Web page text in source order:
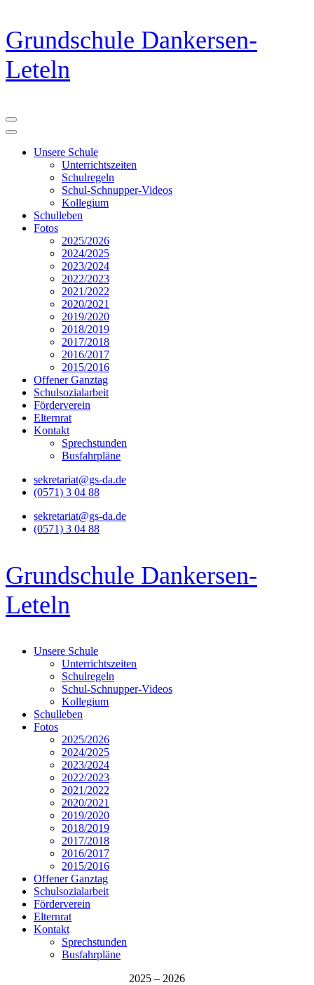
Zum
Inhalt
springen
(Eingabetaste
drücken)
Grundschule Dankersen-
Leteln
Unsere Schule
Unterrichtszeiten
Schulregeln
Schul-Schnupper-Videos
Kollegium
Schulleben
Fotos
2025/2026
2024/2025
2023/2024
2022/2023
2021/2022
2020/2021
2019/2020
2018/2019
2017/2018
2016/2017
2015/2016
Offener Ganztag
Schulsozialarbeit
Förderverein
Elternrat
Kontakt
Sprechstunden
Busfahrpläne
sekretariat@gs-da.de
(0571) 3 04 88
sekretariat@gs-da.de
(0571) 3 04 88
Grundschule Dankersen-
Leteln
Unsere Schule
Unterrichtszeiten
Schulregeln
Schul-Schnupper-Videos
Kollegium
Schulleben
Fotos
2025/2026
2024/2025
2023/2024
2022/2023
2021/2022
2020/2021
2019/2020
2018/2019
2017/2018
2016/2017
2015/2016
Offener Ganztag
Schulsozialarbeit
Förderverein
Elternrat
Kontakt
Sprechstunden
Busfahrpläne
2025 – 2026